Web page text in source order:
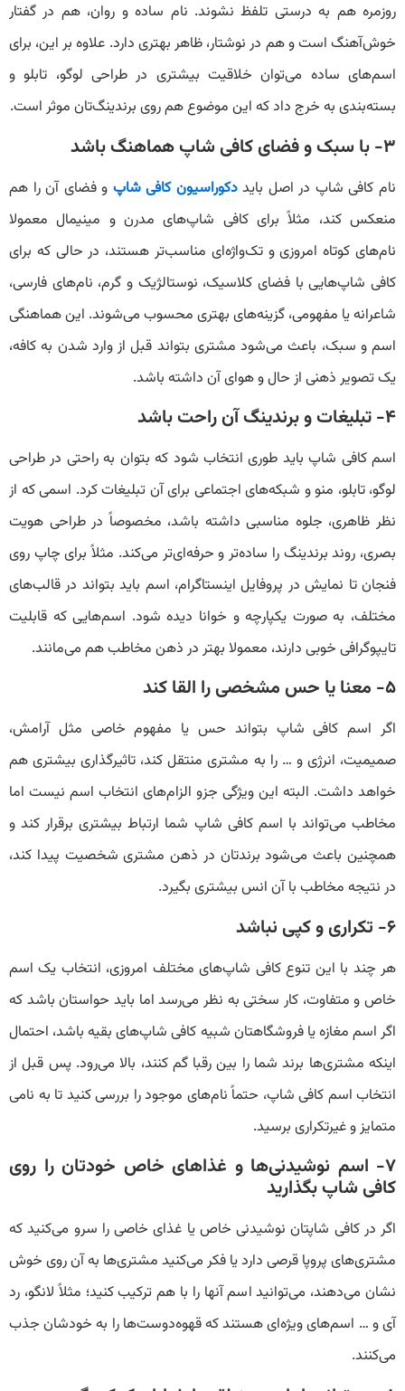
روزمره هم به درستی تلفظ نشوند. نام ساده و روان، هم در گفتار
خوش‌آهنگ است و هم در نوشتار، ظاهر بهتری دارد. علاوه بر این، برای
اسم‌های ساده می‌توان خلاقیت بیشتری در طراحی لوگو، تابلو و
بسته‌بندی به خرج داد که این موضوع هم روی برندینگ‌تان موثر است.
۳- با سبک و فضای کافی شاپ هماهنگ باشد
نام کافی شاپ در اصل بایددکوراسیون کافی شاپ و فضای آن را هم
منعکس کند، مثلاً برای کافی شاپ‌های مدرن و مینیمال معمولا
نام‌های کوتاه امروزی و تک‌واژه‌ای مناسب‌تر هستند، در حالی که برای
کافی شاپ‌هایی با فضای کلاسیک، نوستالژیک و گرم، نام‌های فارسی،
شاعرانه یا مفهومی، گزینه‌های بهتری محسوب می‌شوند. این هماهنگی
اسم و سبک، باعث می‌شود مشتری بتواند قبل از وارد شدن به کافه،
یک تصویر ذهنی از حال و هوای آن داشته باشد.
۴- تبلیغات و برندینگ آن راحت باشد
اسم کافی شاپ باید طوری انتخاب شود که بتوان به راحتی در طراحی
لوگو، تابلو، منو و شبکه‌های اجتماعی برای آن تبلیغات کرد. اسمی که از
نظر ظاهری، جلوه مناسبی داشته باشد، مخصوصاً در طراحی هویت
بصری، روند برندینگ را ساده‌تر و حرفه‌ای‌تر می‌کند. مثلاً برای چاپ روی
فنجان تا نمایش در پروفایل اینستاگرام، اسم باید بتواند در قالب‌های
مختلف، به صورت یکپارچه و خوانا دیده شود. اسم‌هایی که قابلیت
تایپوگرافی خوبی دارند، معمولا بهتر در ذهن مخاطب هم می‌مانند.
۵- معنا یا حس مشخصی را القا کند
اگر اسم کافی شاپ بتواند حس یا مفهوم خاصی مثل آرامش،
صمیمیت، انرژی و … را به مشتری منتقل کند، تاثیرگذاری بیشتری هم
خواهد داشت. البته این ویژگی جزو الزام‌های انتخاب اسم نیست اما
مخاطب می‌تواند با اسم کافی شاپ شما ارتباط بیشتری برقرار کند و
همچنین باعث می‌شود برندتان در ذهن مشتری شخصیت پیدا کند،
در نتیجه مخاطب با آن انس بیشتری بگیرد.
۶- تکراری و کپی نباشد
‌هر چند با این تنوع کافی شاپ‌های مختلف امروزی، انتخاب یک اسم
خاص و متفاوت، کار سختی به نظر می‌رسد اما باید حواستان باشد که
اگر اسم مغازه یا فروشگاهتان شبیه کافی شاپ‌های بقیه باشد، احتمال
اینکه مشتری‌ها برند شما را بین رقبا گم کنند، بالا می‌رود. پس قبل از
انتخاب اسم کافی شاپ، حتماً نام‌های موجود را بررسی کنید تا به نامی
متمایز و غیرتکراری برسید.
۷- اسم نوشیدنی‌ها و غذاهای خاص خودتان را روی
کافی شاپ بگذارید
اگر در کافی شاپتان نوشیدنی خاص یا غذای خاصی را سرو می‌کنید که
مشتری‌های پروپا قرصی دارد یا فکر می‌کنید مشتری‌ها به آن روی خوش
نشان می‌دهند، می‌توانید اسم آنها را با هم ترکیب کنید؛ مثلاً لانگو، رد
آی و … اسم‌های ویژه‌ای هستند که قهوه‌دوست‌ها را به خودشان جذب
می‌کنند.